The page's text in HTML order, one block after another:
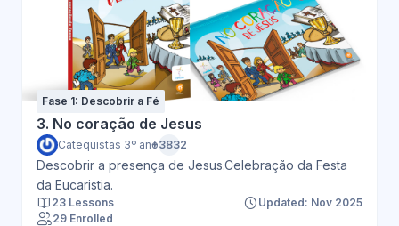
Fase 1: Descobrir a Fé
3. No coração de Jesus
Catequistas 3º ano+3832
Descobrir a presença de Jesus.Celebração da Festa
da Eucaristia.
23 Lessons
Updated: Nov 2025
29 Enrolled